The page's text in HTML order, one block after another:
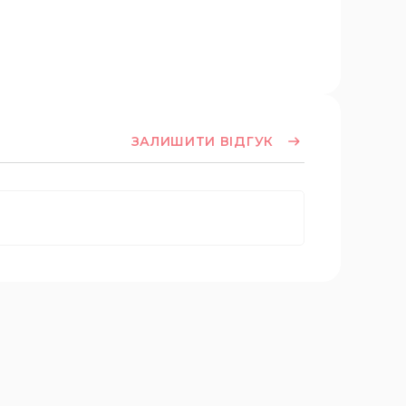
ЗАЛИШИТИ ВІДГУК